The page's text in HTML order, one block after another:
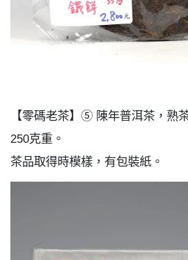
【零碼老茶】⑤ 陳年普洱茶，熟
250克重。
茶品取得時模樣，有包裝紙。